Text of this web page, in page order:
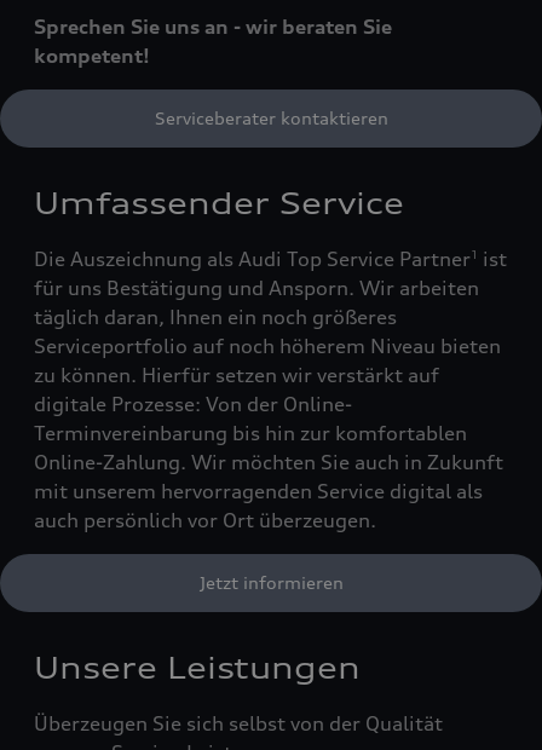
Sprechen Sie uns an - wir beraten Sie
kompetent!
Serviceberater kontaktieren
Umfassender Service
Die Auszeichnung als Audi Top Service Partner1
ist
für uns Bestätigung und Ansporn. Wir arbeiten
täglich daran, Ihnen ein noch größeres
Serviceportfolio auf noch höherem Niveau bieten
zu können. Hierfür setzen wir verstärkt auf
digitale Prozesse: Von der Online-
Terminvereinbarung bis hin zur komfortablen
Online-Zahlung. Wir möchten Sie auch in Zukunft
mit unserem hervorragenden Service digital als
auch persönlich vor Ort überzeugen.
Jetzt informieren
Unsere Leistungen
Überzeugen Sie sich selbst von der Qualität